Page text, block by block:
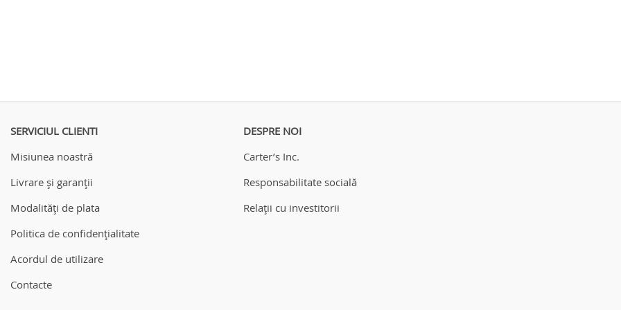
SERVICIUL CLIENTI
Misiunea noastră
Livrare și garanții
Modalități de plata
Politica de confidențialitate
Acordul de utilizare
Contacte
DESPRE NOI
Carter’s Inc.
Responsabilitate socială
Relații cu investitorii